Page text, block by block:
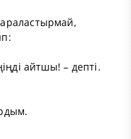
айтшы! – депті.